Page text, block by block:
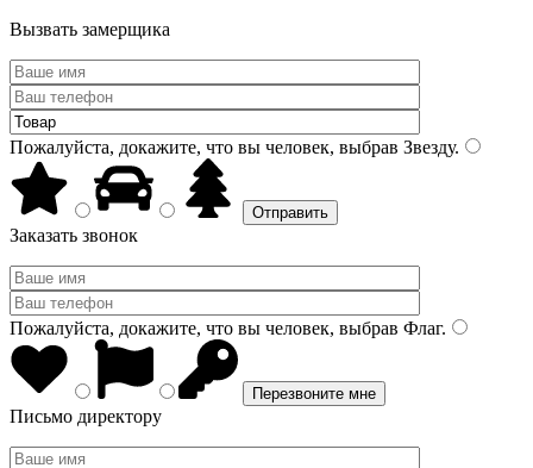
Вызвать замерщика
Пожалуйста, докажите, что вы человек, выбрав Звезду.
Заказать звонок
Пожалуйста, докажите, что вы человек, выбрав Флаг.
Письмо директору